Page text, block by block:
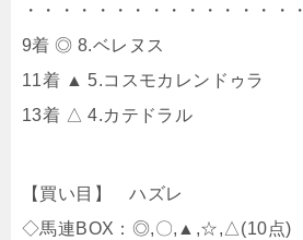
・・・・・・・・・・・・・・・・
9着 ◎ 8.ベレヌス
11着 ▲ 5.コスモカレンドゥラ
13着 △ 4.カテドラル
【買い目】 ハズレ
◇馬連BOX：◎,〇,▲,☆,△(10点)